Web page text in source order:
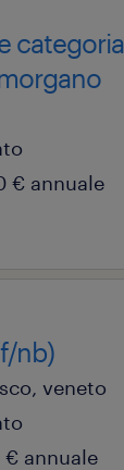
categoria
€ annuale
nb)
veneto
€ annuale